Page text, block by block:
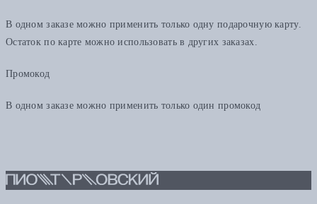
В одном заказе можно применить только одну подарочную карту.
Остаток по карте можно использовать в других заказах.
Промокод
В одном заказе можно применить только один промокод